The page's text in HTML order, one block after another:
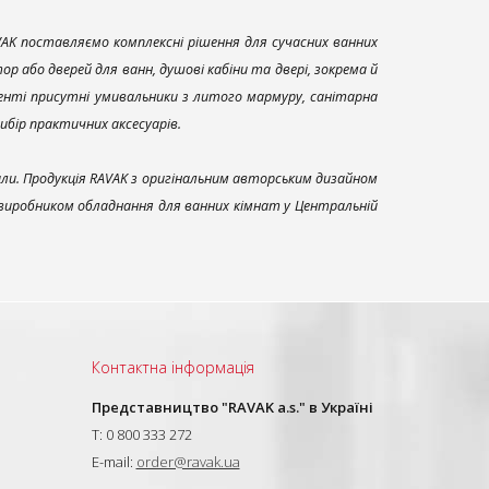
поставляємо комплексні рішення для сучасних ванних
або дверей для ванн, душові кабіни та двері, зокрема й
присутні умивальники з литого мармуру, санітарна
практичних аксесуарів.
Продукція RAVAK з оригінальним авторським дизайном
обладнання для ванних кімнат у Центральній
Контактна інформація
Представництво "RAVAK a.s." в Україні
T: 0 800 333 272
E-mail: order@ravak.ua